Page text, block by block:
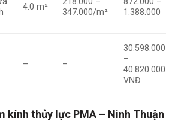
4.0 m²
347.000/m²
1.388.000
– –
30.598.000
–
40.820.000
VNĐ
kính thủy lực PMA – Ninh Thuận